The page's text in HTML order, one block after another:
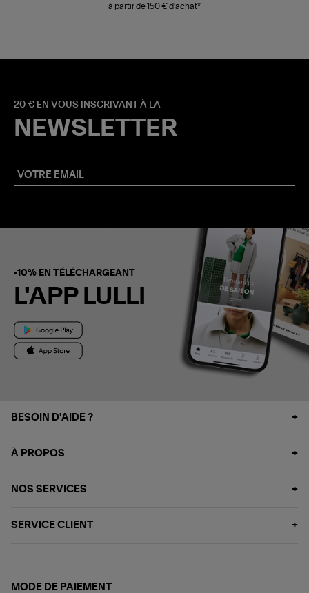
à partir de 150 € d'achat*
20 € EN VOUS INSCRIVANT À LA
NEWSLETTER
-10% EN TÉLÉCHARGEANT
L'APP LULLI
BESOIN D'AIDE ?
À PROPOS
NOS SERVICES
SERVICE CLIENT
MODE DE PAIEMENT